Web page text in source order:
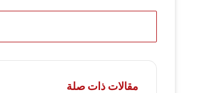
مقالات ذات صلة